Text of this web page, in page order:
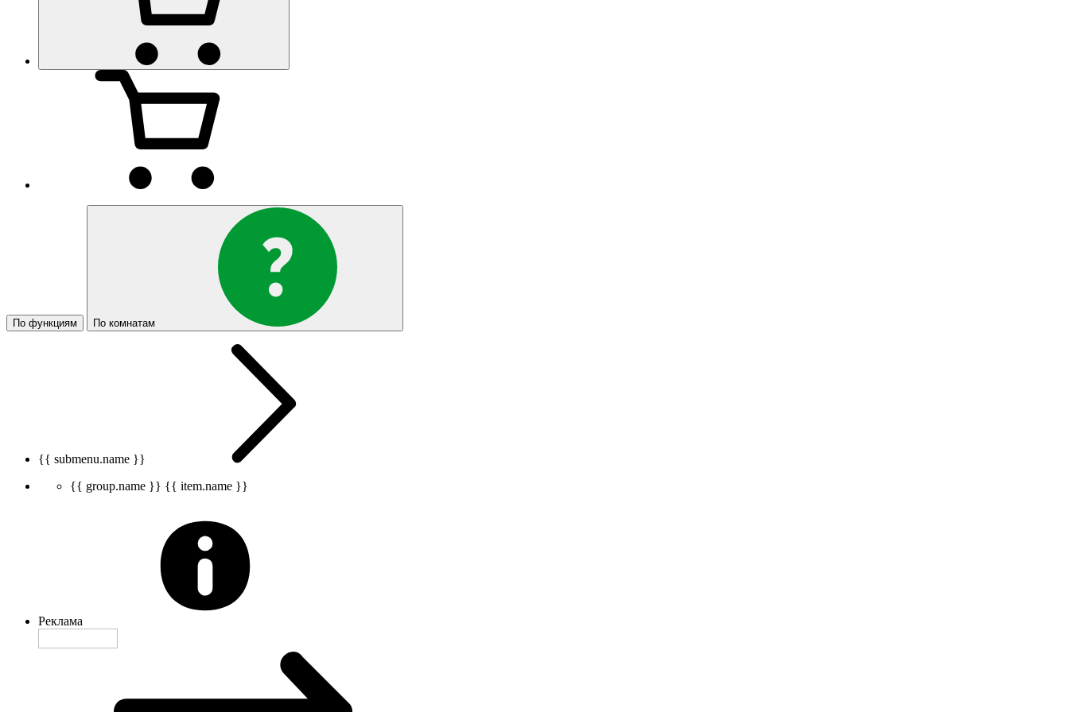
По функциям По комнатам
{{ submenu.name }}
{{ group.name }} {{ item.name }}
Реклама